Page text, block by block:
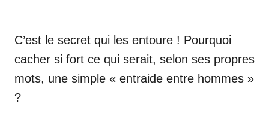
C’est le secret qui les entoure ! Pourquoi
cacher si fort ce qui serait, selon ses propres
mots, une simple « entraide entre hommes »
?